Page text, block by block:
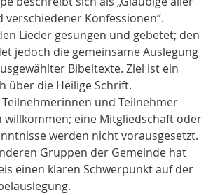
verschiedener Konfessionen“.
Lieder gesungen und gebetet; den
jedoch die gemeinsame Auslegung
Bibeltexte. Ziel ist ein
über die Heilige Schrift.
Teilnehmerinnen und Teilnehmer
willkommen; eine Mitgliedschaft oder
werden nicht vorausgesetzt.
Gruppen der Gemeinde hat
einen klaren Schwerpunkt auf der